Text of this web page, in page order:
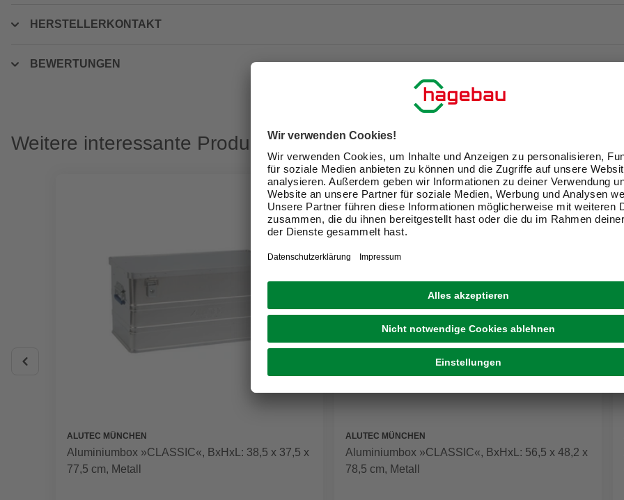
HERSTELLERKONTAKT
BEWERTUNGEN
Weitere interessante Produkte
ALUTEC MÜNCHEN
Aluminiumbox »CLASSIC«, BxHxL: 38,5 x 37,5 x
77,5 cm, Metall
ALUTEC MÜNCHEN
Aluminiumbox »CLASSIC«, BxHxL: 56,5 x 48,2 x
78,5 cm, Metall